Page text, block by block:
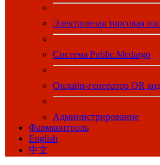
Электронная торговая
Система Public.Medargo
Онлайн-генератор QR
Администрирование
Фармконтроль
English
中文